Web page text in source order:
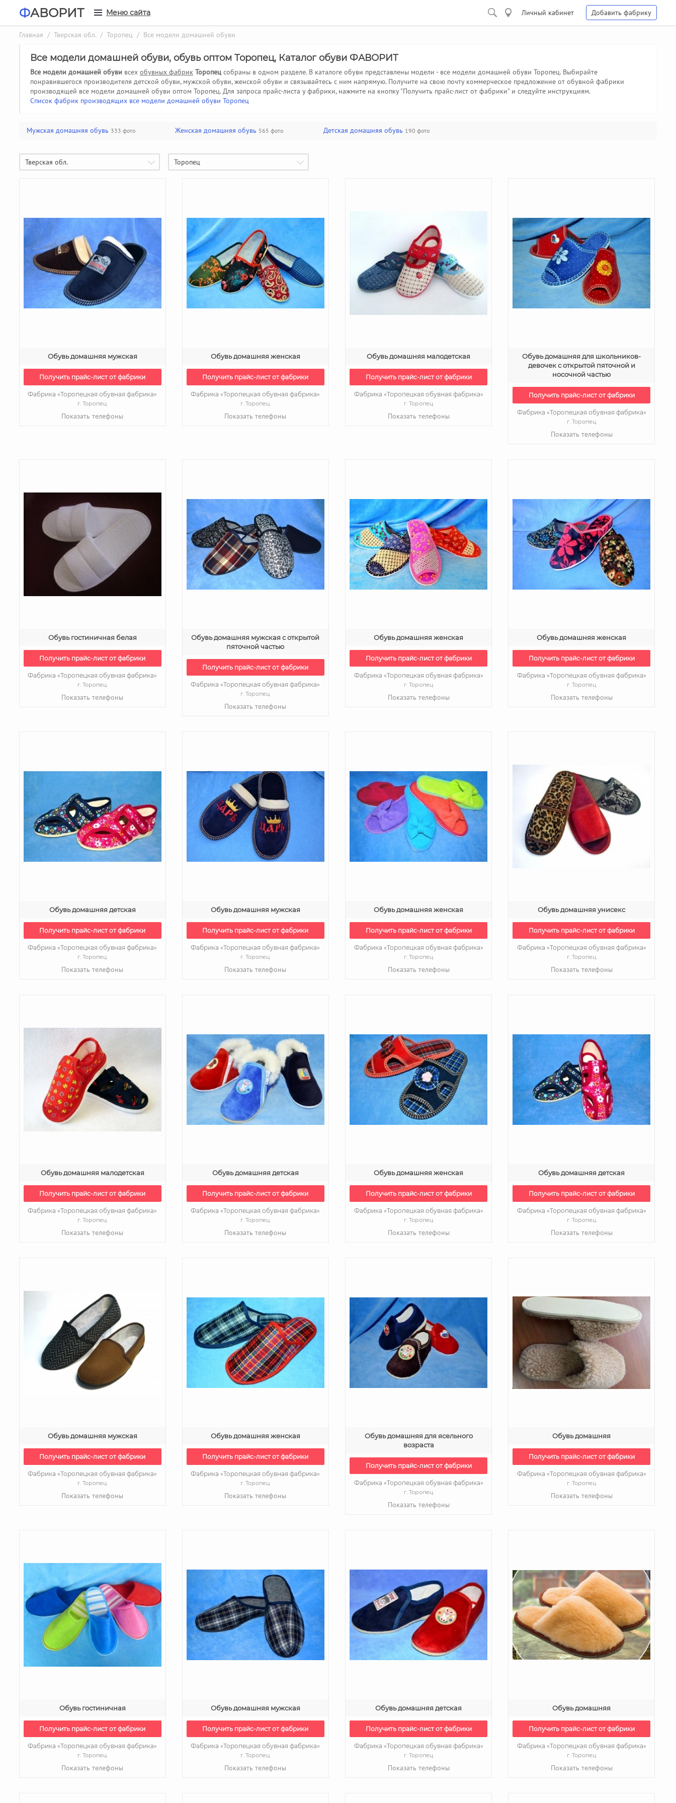
ФАВОРИТ Меню сайта Личный кабинет Добавить фабрику
Главная / Тверская обл. / Торопец / Все модели домашней обуви
Все модели домашней обуви, обувь оптом Торопец, Каталог обуви ФАВОРИТ
Все модели домашней обуви всех обувных фабрик Торопец собраны в одном разделе. В каталоге обуви представлены модели - все модели домашней обуви Торопец. Выбирайте
понравившегося производителя детской обуви, мужской обуви, женской обуви и связывайтесь с ним напрямую. Получите на свою почту коммерческое предложение от обувной фабрики
производящей все модели домашней обуви оптом Торопец. Для запроса прайс-листа у фабрики, нажмите на кнопку "Получить прайс-лист от фабрики" и следуйте инструкциям.
Список фабрик производящих все модели домашней обуви Торопец
Мужская домашняя обувь 333 фото Женская домашняя обувь 565 фото Детская домашняя обувь 190 фото
Тверская обл. Торопец
Обувь домашняя мужская
Получить прайс-лист от фабрики
Фабрика «Торопецкая обувная фабрика»
г. Торопец
Показать телефоны
Обувь домашняя женская
Получить прайс-лист от фабрики
Фабрика «Торопецкая обувная фабрика»
г. Торопец
Показать телефоны
Обувь домашняя малодетская
Получить прайс-лист от фабрики
Фабрика «Торопецкая обувная фабрика»
г. Торопец
Показать телефоны
Обувь домашняя для школьников-
девочек с открытой пяточной и
носочной частью
Получить прайс-лист от фабрики
Фабрика «Торопецкая обувная фабрика»
г. Торопец
Показать телефоны
Обувь гостиничная белая
Получить прайс-лист от фабрики
Фабрика «Торопецкая обувная фабрика»
г. Торопец
Показать телефоны
Обувь домашняя мужская с открытой
пяточной частью
Получить прайс-лист от фабрики
Фабрика «Торопецкая обувная фабрика»
г. Торопец
Показать телефоны
Обувь домашняя женская
Получить прайс-лист от фабрики
Фабрика «Торопецкая обувная фабрика»
г. Торопец
Показать телефоны
Обувь домашняя женская
Получить прайс-лист от фабрики
Фабрика «Торопецкая обувная фабрика»
г. Торопец
Показать телефоны
Обувь домашняя детская
Получить прайс-лист от фабрики
Фабрика «Торопецкая обувная фабрика»
г. Торопец
Показать телефоны
Обувь домашняя мужская
Получить прайс-лист от фабрики
Фабрика «Торопецкая обувная фабрика»
г. Торопец
Показать телефоны
Обувь домашняя женская
Получить прайс-лист от фабрики
Фабрика «Торопецкая обувная фабрика»
г. Торопец
Показать телефоны
Обувь домашняя унисекс
Получить прайс-лист от фабрики
Фабрика «Торопецкая обувная фабрика»
г. Торопец
Показать телефоны
Обувь домашняя малодетская
Получить прайс-лист от фабрики
Фабрика «Торопецкая обувная фабрика»
г. Торопец
Показать телефоны
Обувь домашняя детская
Получить прайс-лист от фабрики
Фабрика «Торопецкая обувная фабрика»
г. Торопец
Показать телефоны
Обувь домашняя женская
Получить прайс-лист от фабрики
Фабрика «Торопецкая обувная фабрика»
г. Торопец
Показать телефоны
Обувь домашняя детская
Получить прайс-лист от фабрики
Фабрика «Торопецкая обувная фабрика»
г. Торопец
Показать телефоны
Обувь домашняя мужская
Получить прайс-лист от фабрики
Фабрика «Торопецкая обувная фабрика»
г. Торопец
Показать телефоны
Обувь домашняя женская
Получить прайс-лист от фабрики
Фабрика «Торопецкая обувная фабрика»
г. Торопец
Показать телефоны
Обувь домашняя для ясельного
возраста
Получить прайс-лист от фабрики
Фабрика «Торопецкая обувная фабрика»
г. Торопец
Показать телефоны
Обувь домашняя
Получить прайс-лист от фабрики
Фабрика «Торопецкая обувная фабрика»
г. Торопец
Показать телефоны
Обувь гостиничная
Получить прайс-лист от фабрики
Фабрика «Торопецкая обувная фабрика»
г. Торопец
Показать телефоны
Обувь домашняя мужская
Получить прайс-лист от фабрики
Фабрика «Торопецкая обувная фабрика»
г. Торопец
Показать телефоны
Обувь домашняя детская
Получить прайс-лист от фабрики
Фабрика «Торопецкая обувная фабрика»
г. Торопец
Показать телефоны
Обувь домашняя
Получить прайс-лист от фабрики
Фабрика «Торопецкая обувная фабрика»
г. Торопец
Показать телефоны